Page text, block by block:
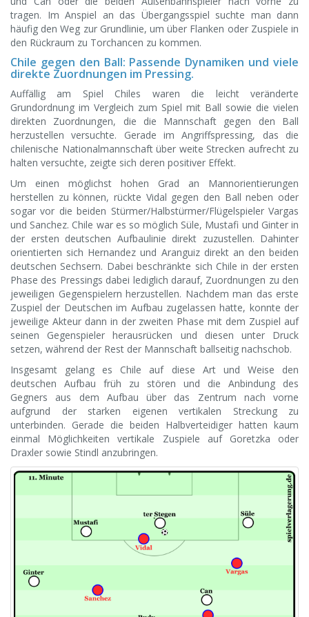
tragen. Im Anspiel an das Übergangsspiel suchte man dann
häufig den Weg zur Grundlinie, um über Flanken oder Zuspiele in
den Rückraum zu Torchancen zu kommen.
Chile gegen den Ball: Passende Dynamiken und viele
direkte Zuordnungen im Pressing.
Auffällig am Spiel Chiles waren die leicht veränderte
Grundordnung im Vergleich zum Spiel mit Ball sowie die vielen
direkten Zuordnungen, die die Mannschaft gegen den Ball
herzustellen versuchte. Gerade im Angriffspressing, das die
chilenische Nationalmannschaft über weite Strecken aufrecht zu
halten versuchte, zeigte sich deren positiver Effekt.
Um einen möglichst hohen Grad an Mannorientierungen
herstellen zu können, rückte Vidal gegen den Ball neben oder
sogar vor die beiden Stürmer/Halbstürmer/Flügelspieler Vargas
und Sanchez. Chile war es so möglich Süle, Mustafi und Ginter in
der ersten deutschen Aufbaulinie direkt zuzustellen. Dahinter
orientierten sich Hernandez und Aranguiz direkt an den beiden
deutschen Sechsern. Dabei beschränkte sich Chile in der ersten
Phase des Pressings dabei lediglich darauf, Zuordnungen zu den
jeweiligen Gegenspielern herzustellen. Nachdem man das erste
Zuspiel der Deutschen im Aufbau zugelassen hatte, konnte der
jeweilige Akteur dann in der zweiten Phase mit dem Zuspiel auf
seinen Gegenspieler herausrücken und diesen unter Druck
setzen, während der Rest der Mannschaft ballseitig nachschob.
Insgesamt gelang es Chile auf diese Art und Weise den
deutschen Aufbau früh zu stören und die Anbindung des
Gegners aus dem Aufbau über das Zentrum nach vorne
aufgrund der starken eigenen vertikalen Streckung zu
unterbinden. Gerade die beiden Halbverteidiger hatten kaum
einmal Möglichkeiten vertikale Zuspiele auf Goretzka oder
Draxler sowie Stindl anzubringen.